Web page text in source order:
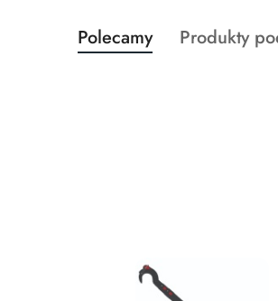
Pomiń karuzelę produktów
Produkty
o
Polecamy
Produkty
Produkty